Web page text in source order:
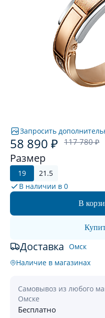
Запросить
58 890 ₽ 117 780 ₽
Размер
19
21.5
В наличии в 0
В
Доставка Омск
Наличие в магазинах
Самовывоз из любого
Омске
Бесплатно